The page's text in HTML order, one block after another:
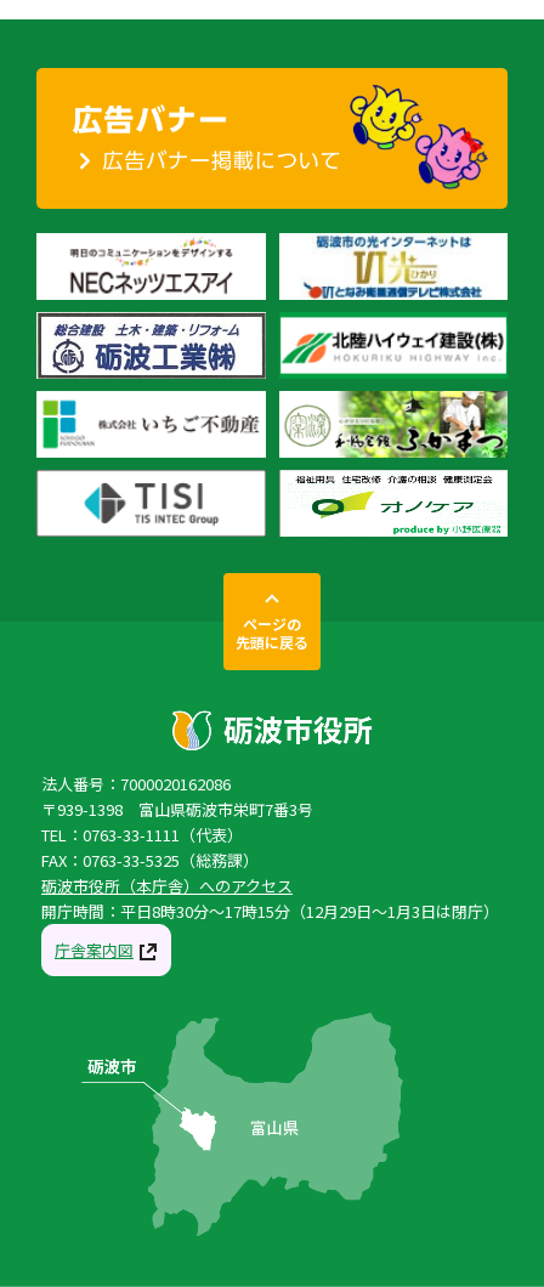
ページの
先頭に戻る
法人番号：7000020162086
〒939-1398 富山県砺波市栄町7番3号
TEL：0763-33-1111（代表）
FAX：0763-33-5325（総務課）
砺波市役所（本庁舎）へのアクセス
開庁時間：平日8時30分〜17時15分（12月29日〜1月3日は閉庁）
庁舎案内図